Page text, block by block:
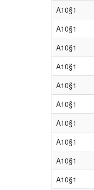
A10§1
A10§1
A10§1
A10§1
A10§1
A10§1
A10§1
A10§1
A10§1
A10§1